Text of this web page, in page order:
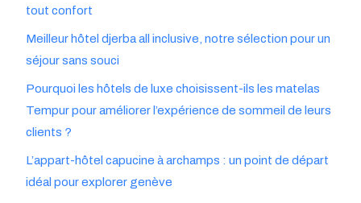
tout confort
Meilleur hôtel djerba all inclusive, notre sélection pour un
séjour sans souci
Pourquoi les hôtels de luxe choisissent-ils les matelas
Tempur pour améliorer l’expérience de sommeil de leurs
clients ?
L’appart-hôtel capucine à archamps : un point de départ
idéal pour explorer genève